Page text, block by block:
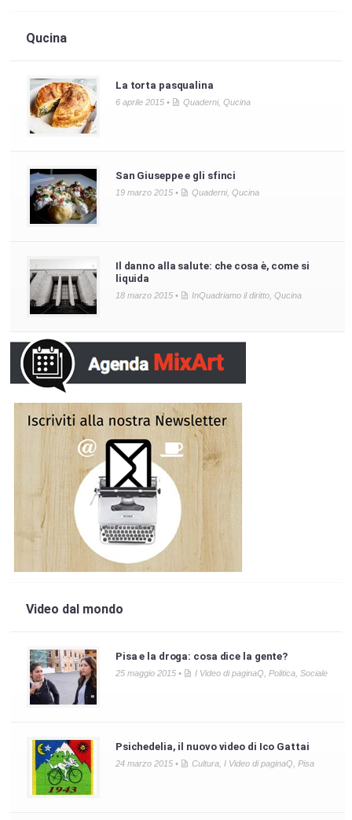
Qucina
La torta pasqualina
6 aprile 2015 • Quaderni, Qucina
San Giuseppe e gli sfinci
19 marzo 2015 • Quaderni, Qucina
Il danno alla salute: che cosa è, come si
liquida
18 marzo 2015 • InQuadriamo il diritto, Qucina
Video dal mondo
Pisa e la droga: cosa dice la gente?
25 maggio 2015 • I Video di paginaQ Politica, Sociale
Psichedelia, il nuovo video di Ico Gattai
24 marzo 2015 • Cultura, I Video di paginaQ Pisa